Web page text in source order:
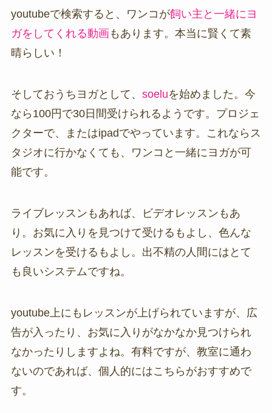
youtubeで検索すると、ワンコが飼い主と一緒にヨ
ガをしてくれる動画 もあります。本当に賢くて素
晴らしい！
そしておうちヨガとして、 soeluを始めました。今
なら100円で30日間受けられるようです。プロジェ
クターで、またはipadでやっています。これならス
タジオに行かなくても、ワンコと一緒にヨガが可
能です。
ライブレッスンもあれば、ビデオレッスンもあ
り。お気に入りを見つけて受けるもよし、色んな
レッスンを受けるもよし。出不精の人間にはとて
も良いシステムですね。
youtube上にもレッスンが上げられていますが、広
告が入ったり、お気に入りがなかなか見つけられ
なかったりしますよね。有料ですが、教室に通わ
ないのであれば、個人的にはこちらがおすすめで
す。